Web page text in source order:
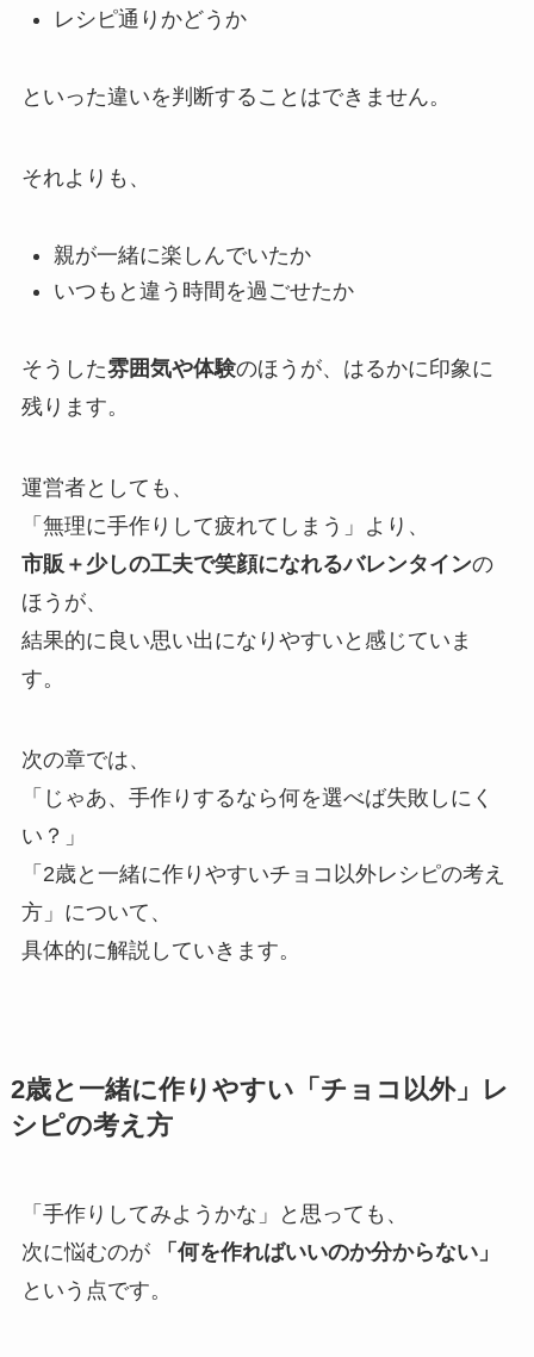
レシピ通りかどうか
といった違いを判断することはできません。
それよりも、
親が一緒に楽しんでいたか
いつもと違う時間を過ごせたか
そうした雰囲気や体験のほうが、はるかに印象に
残ります。
運営者としても、
「無理に手作りして疲れてしまう」より、
市販＋少しの工夫で笑顔になれるバレンタインの
ほうが、
結果的に良い思い出になりやすいと感じていま
す。
次の章では、
「じゃあ、手作りするなら何を選べば失敗しにく
い？」
「2歳と一緒に作りやすいチョコ以外レシピの考え
方」について、
具体的に解説していきます。
2歳と一緒に作りやすい「チョコ以外」レ
シピの考え方
「手作りしてみようかな」と思っても、
次に悩むのが
「何を作ればいいのか分からない」
という点です。